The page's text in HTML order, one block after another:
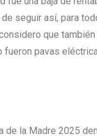
seguir así, para
que
pavas
de la Madre 2025